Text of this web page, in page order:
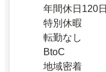
年間休日120
特別休暇
転勤なし
BtoC
地域密着